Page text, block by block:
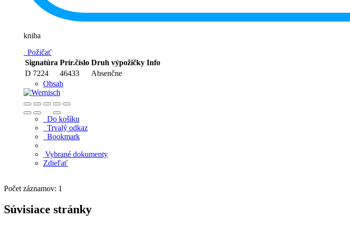
kniha
Požičať
Signatúra Prír.číslo Druh výpožičky Info
D 7224
46433
Absenčne
Obsah
Do košíku
Trvalý odkaz
Bookmark
Vybrané dokumenty
Zdieľať
Počet záznamov: 1
Súvisiace stránky